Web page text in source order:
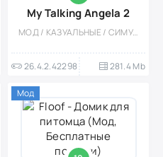
My Talking Angela 2
МОД / КАЗУАЛЬНЫЕ / СИМУЛЯТОРЫ / ОДНОПОЛЬЗОВАТЕЛЬСКИЕ / ОФЛАЙН / ДЛЯ ДЕТЕЙ / ПО МУЛЬТФИЛЬМАМ / УХОД / ПИТОМЦЫ
26.4.2.42298 281.4 Mb
Мод